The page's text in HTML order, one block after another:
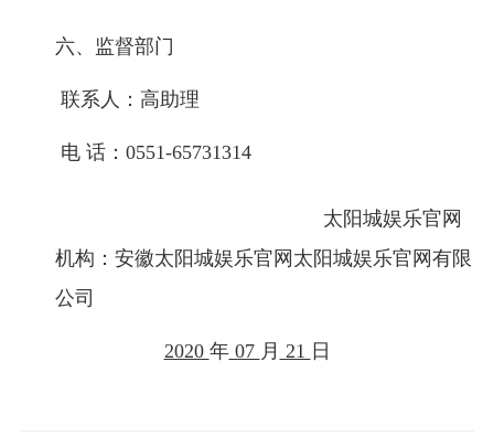
六、监督部门
联系人：高助理
电 话： 0551-65731314
太阳城娱乐官网
机构：安徽太阳城娱乐官网太阳城娱乐官网有限
公司
2020 年07 月 21 日